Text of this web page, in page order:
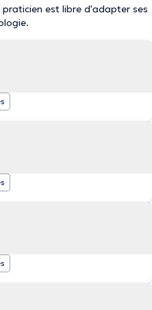
est libre d'adapter ses